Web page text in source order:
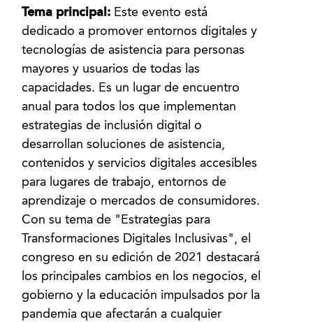
Tema principal: Este evento está
dedicado a promover entornos digitales y
tecnologías de asistencia para personas
mayores y usuarios de todas las
capacidades. Es un lugar de encuentro
anual para todos los que implementan
estrategias de inclusión digital o
desarrollan soluciones de asistencia,
contenidos y servicios digitales accesibles
para lugares de trabajo, entornos de
aprendizaje o mercados de consumidores.
Con su tema de "Estrategias para
Transformaciones Digitales Inclusivas", el
congreso en su edición de 2021 destacará
los principales cambios en los negocios, el
gobierno y la educación impulsados ​​por la
pandemia que afectarán a cualquier